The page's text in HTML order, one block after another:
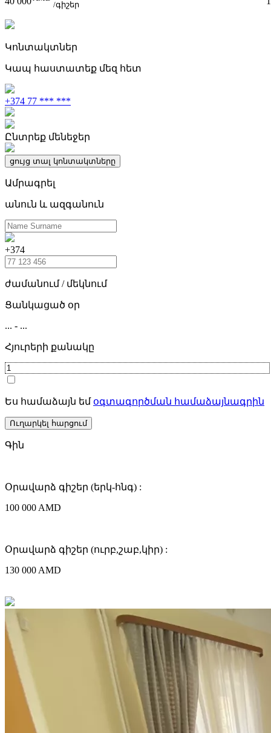
/գիշեր
Կոնտակտներ
Կապ հաստատեք մեզ հետ
+374 77 *** ***
Ընտրեք մենեջեր
ցույց տալ կոնտակտները
Ամրագրել
անուն և ազգանուն
+374
ժամանում / մեկնում
Ցանկացած օր
... - ...
Հյուրերի քանակը
Ես համաձայն եմօգտագործման համաձայնագրին
Ուղարկել հարցում
Գին
Օրավարձ գիշեր (երկ-հնգ) :
100 000 AMD
Օրավարձ գիշեր (ուրբ,շաբ,կիր) :
130 000 AMD